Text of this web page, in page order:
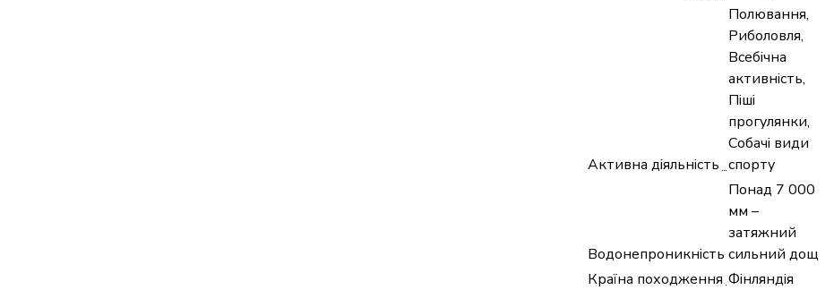
Активна діяльність
Полювання,
Риболовля,
Всебічна
активність,
Піші
прогулянки,
Собачі види
спорту
Водонепроникність
Понад 7 000
мм –
затяжний
сильний дощ
Країна походження Фінляндія